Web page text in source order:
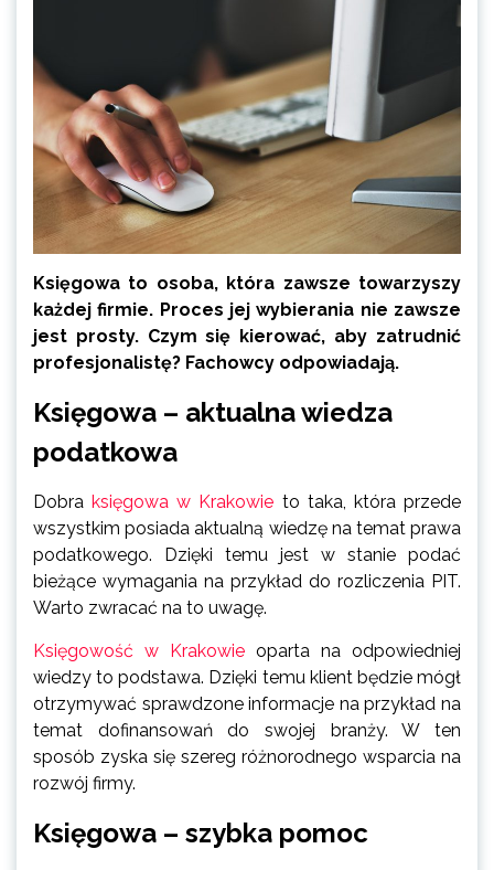
Księgowa to osoba, która zawsze towarzyszy
każdej firmie. Proces jej wybierania nie zawsze
jest prosty. Czym się kierować, aby zatrudnić
profesjonalistę? Fachowcy odpowiadają.
Księgowa – aktualna wiedza
podatkowa
Dobraksięgowa w Krakowie to taka, która przede
wszystkim posiada aktualną wiedzę na temat prawa
podatkowego. Dzięki temu jest w stanie podać
bieżące wymagania na przykład do rozliczenia PIT.
Warto zwracać na to uwagę.
Księgowość w Krakowie oparta na odpowiedniej
wiedzy to podstawa. Dzięki temu klient będzie mógł
otrzymywać sprawdzone informacje na przykład na
temat dofinansowań do swojej branży. W ten
sposób zyska się szereg różnorodnego wsparcia na
rozwój firmy.
Księgowa – szybka pomoc